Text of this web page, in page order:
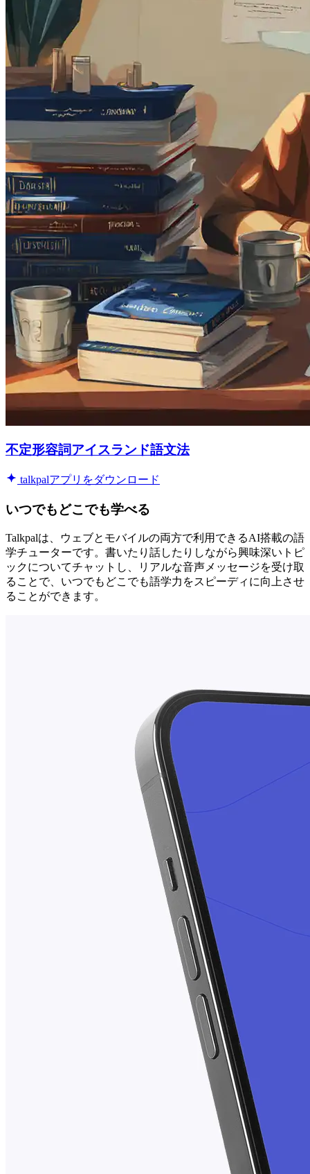
不定形容詞アイスランド語文法
talkpalアプリをダウンロード
いつでもどこでも学べる
Talkpalは、ウェブとモバイルの両方で利用できるAI搭載の語
学チューターです。書いたり話したりしながら興味深いトピ
ックについてチャットし、リアルな音声メッセージを受け取
ることで、いつでもどこでも語学力をスピーディに向上させ
ることができます。